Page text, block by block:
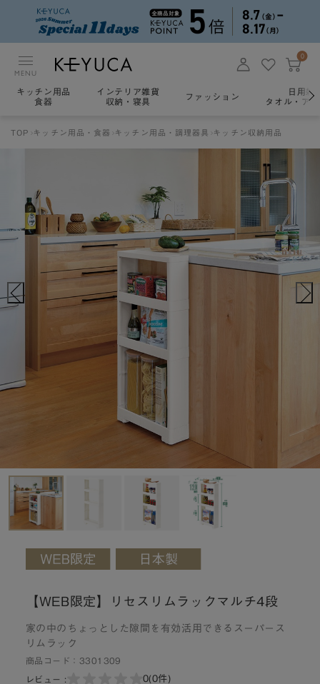
MENU
0
キッチン用品
食器
インテリア雑貨
収納・寝具
ファッション
日用雑
タオル・ア
TOP キッチン用品・食器 キッチン用品・調理器具 キッチン収納用品
【WEB限定】リセスリムラックマルチ4段
家の中のちょっとした隙間を有効活用できるスーパース
リムラック
商品コード： 3301309
レビュー : 0(0件)